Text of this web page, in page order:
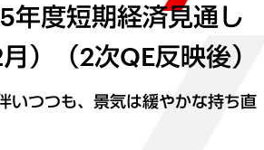
度短期経済見通し
）（2次QE反映後）
いつつも、景気は緩やかな持ち直